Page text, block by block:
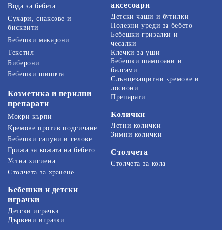
Вода за бебета
Сухари, снаксове и
бисквити
Бебешки макарони
аксесоари
Детски чаши и бутилки
Полезни уреди за бебето
Бебешки гризалки и
чесалки
Текстил
Биберони
Бебешки шишета
Козметика и перилни
препарати
Мокри кърпи
Кремове против подсичане
Бебешки сапуни и гелове
Грижа за кожата на бебето
Устна хигиена
Клечки за уши
Бебешки шампоани и
балсами
Слънцезащитни кремове и
лосиони
Препарати
Колички
Летни колички
Зимни колички
Столчета
Столчета за кола
Столчета за хранене
Бебешки и детски
играчки
Детски играчки
Дървени играчки